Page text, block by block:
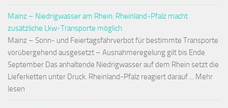
Mainz – Niedrigwasser am Rhein: Rheinland-Pfalz macht
zusätzliche Lkw-Transporte möglich
Mainz – Sonn- und Feiertagsfahrverbot für bestimmte Transporte
vorübergehend ausgesetzt – Ausnahmeregelung gilt bis Ende
September Das anhaltende Niedrigwasser auf dem Rhein setzt die
Lieferketten unter Druck. Rheinland-Pfalz reagiert darauf ... Mehr
lesen